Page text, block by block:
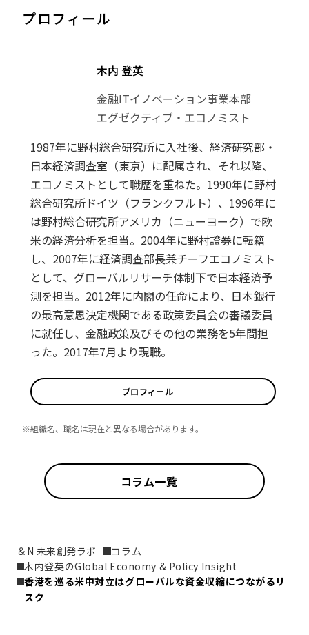
プロフィール
木内 登英
金融ITイノベーション事業本部
エグゼクティブ・エコノミスト
1987年に野村総合研究所に入社後、経済研究部・
日本経済調査室（東京）に配属され、それ以降、
エコノミストとして職歴を重ねた。1990年に野村
総合研究所ドイツ（フランクフルト）、1996年に
は野村総合研究所アメリカ（ニューヨーク）で欧
米の経済分析を担当。2004年に野村證券に転籍
し、2007年に経済調査部長兼チーフエコノミスト
として、グローバルリサーチ体制下で日本経済予
測を担当。2012年に内閣の任命により、日本銀行
の最高意思決定機関である政策委員会の審議委員
に就任し、金融政策及びその他の業務を5年間担
った。2017年7月より現職。
プロフィール
※組織名、職名は現在と異なる場合があります。
コラム一覧
＆N 未来創発ラボ
コラム
木内登英のGlobal Economy & Policy Insight
香港を巡る米中対立はグローバルな資金収縮につながるリ
スク